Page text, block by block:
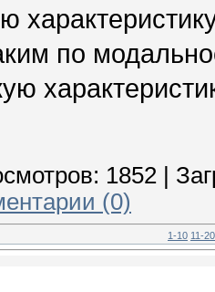
по
1852
(0)
1-10 11-20